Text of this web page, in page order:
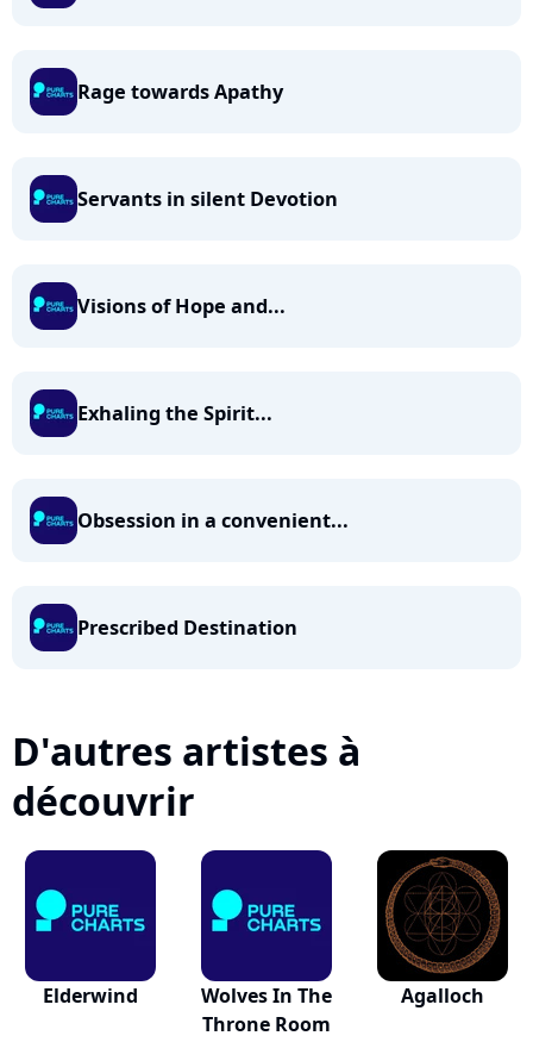
Rage towards Apathy
Servants in silent Devotion
Visions of Hope and...
Exhaling the Spirit...
Obsession in a convenient...
Prescribed Destination
D'autres artistes à
découvrir
Elderwind
Wolves In The
Throne Room
Agalloch